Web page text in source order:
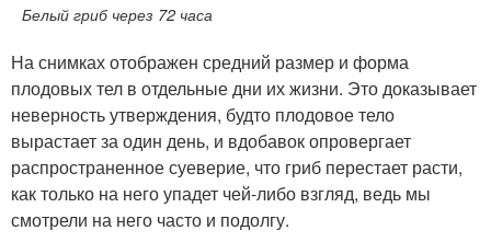
Белый гриб через 72 часа
На снимках отображен средний размер и форма
плодовых тел в отдельные дни их жизни. Это доказывает
неверность утверждения, будто плодовое тело
вырастает за один день, и вдобавок опроверга­ет
распространенное суеверие, что гриб перестает расти,
как только на него упадет чей-либо взгляд, ведь мы
смотрели на него часто и подолгу.